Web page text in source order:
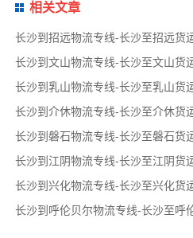
相关文章
长沙到招远物流专线-长沙至招远货
长沙到文山物流专线-长沙至文山货
长沙到乳山物流专线-长沙至乳山货
长沙到介休物流专线-长沙至介休货
长沙到磐石物流专线-长沙至磐石货
长沙到江阴物流专线-长沙至江阴货
长沙到兴化物流专线-长沙至兴化货
长沙到呼伦贝尔物流专线-长沙至呼